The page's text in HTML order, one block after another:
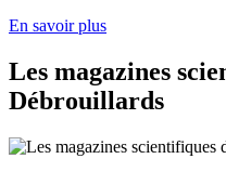
En savoir plus
Les magazines
Débrouillards